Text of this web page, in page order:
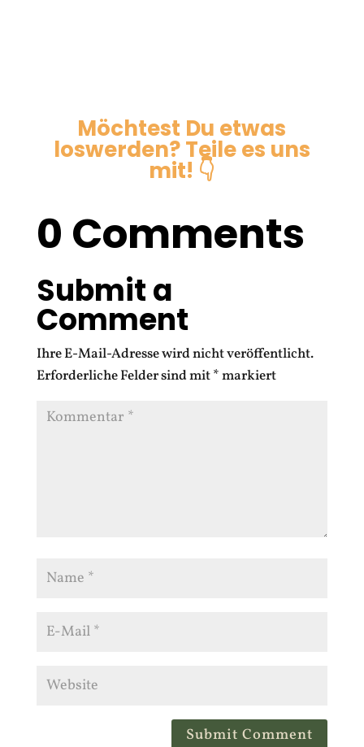
Möchtest Du etwas
loswerden? Teile es uns
mit! 👇
0 Comments
Submit a
Comment
Ihre E-Mail-Adresse wird nicht veröffentlicht.
Erforderliche Felder sind mit*markiert
Submit Comment